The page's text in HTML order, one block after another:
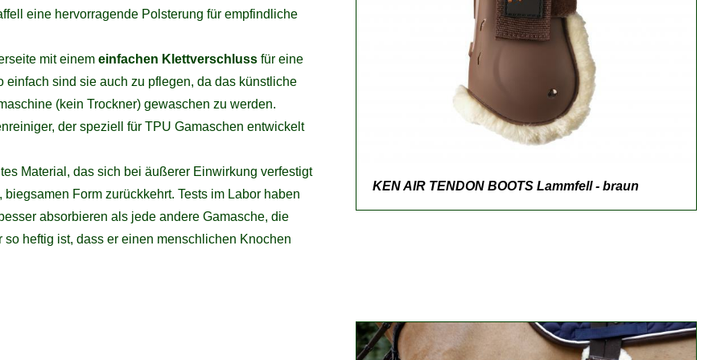
KEN AIR TENDON BOOTS Lammfell - braun
eine hervorragende Polsterung für empfindliche
mit einem einfachen Klettverschluss für eine
sind sie auch zu pflegen, da das künstliche
(kein Trockner) gewaschen zu werden.
der speziell für TPU Gamaschen entwickelt
Material, das sich bei äußerer Einwirkung verfestigt
Form zurückkehrt. Tests im Labor haben
absorbieren als jede andere Gamasche, die
heftig ist, dass er einen menschlichen Knochen